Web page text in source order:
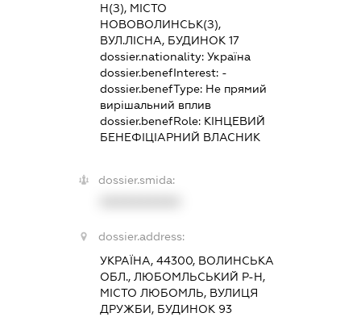
Н(З), МІСТО
НОВОВОЛИНСЬК(З),
ВУЛ.ЛІСНА, БУДИНОК 17
dossier.nationality: Україна
dossier.benefInterest: -
dossier.benefType: Не прямий
вирішальний вплив
dossier.benefRole: КІНЦЕВИЙ
БЕНЕФІЦІАРНИЙ ВЛАСНИК
dossier.smida:
dossier.address:
УКРАЇНА, 44300, ВОЛИНСЬКА
ОБЛ., ЛЮБОМЛЬСЬКИЙ Р-Н,
МІСТО ЛЮБОМЛЬ, ВУЛИЦЯ
ДРУЖБИ, БУДИНОК 93